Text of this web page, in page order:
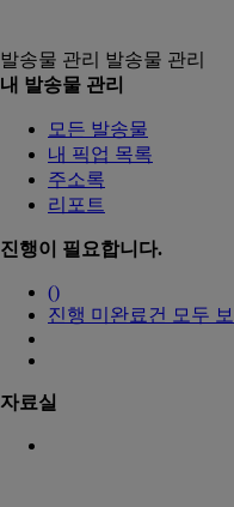
발송물 관리 발송물 관리
내 발송물 관리
모든 발송물
내 픽업 목록
주소록
리포트
진행이 필요합니다.
()
진행 미완료건 모두 보
자료실